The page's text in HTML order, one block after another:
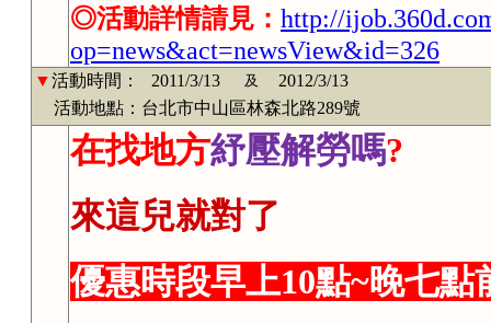
◎活動詳情請見： http://
op=news&act=newsView&id=326
▼活動時間： 2011/3/13 及
2012/3/13
活動地點：台北市中山區林森北路289號
在找地方紓壓解勞嗎?
來這兒就對了
優惠時段早上10點~晚七點